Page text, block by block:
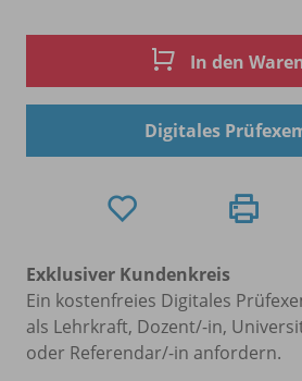
In den
Digitales
Exklusiver Kundenkreis
Ein kostenfreies Digitales
als Lehrkraft, Dozent/-in,
oder Referendar/-in anfordern.